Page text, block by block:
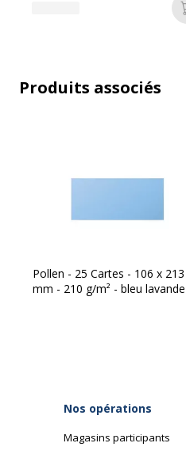
Produits associés
Pollen - 25 Cartes - 106 x 213
mm - 210 g/m² - bleu lavande
Nos opérations
Magasins participants